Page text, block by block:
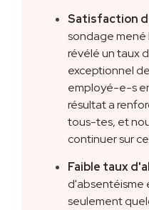
Satisfaction
sondage mené
révélé un taux
exceptionnel
employé-e-s
résultat a
tous-tes, et
continuer sur
Faible taux
d'absentéisme
seulement